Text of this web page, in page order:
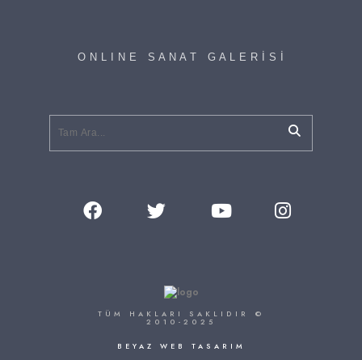
O N L I N E S A N A T G A L E R İ S İ
TÜM HAKLARI SAKLIDIR ©
2010-2025
BEYAZ WEB TASARIM